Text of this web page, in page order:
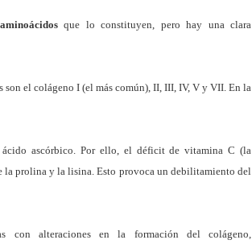
que lo constituyen, pero hay una clara
son el colágeno I (el más común), II, III, IV, V y VII. En la
ascórbico. Por ello, el déficit de vitamina C (la
prolina y la lisina. Esto provoca un debilitamiento del
con alteraciones en la formación del colágeno,